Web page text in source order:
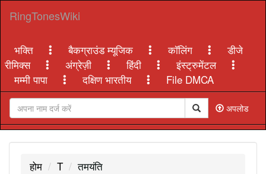
RingTonesWiki
भक्ति बैकग्राउंड म्यूजिक कॉलिंग
डीजे
रीमिक्स
अंग्रेज़ी हिंदी
इंस्ट्रुमेंटल
मम्मी पापा
दक्षिण भारतीय File DMCA
अपलोड
होम T तमयंति